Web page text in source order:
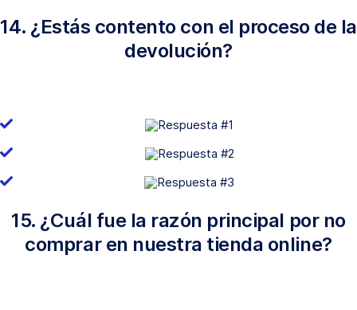
14. ¿Estás contento con el proceso de la
devolución?
15. ¿Cuál fue la razón principal por no
comprar en nuestra tienda online?